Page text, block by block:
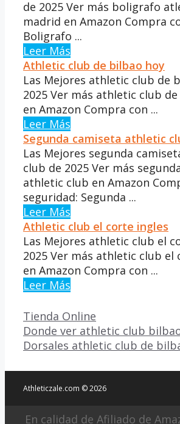
de 2025 Ver más boligrafo
madrid en Amazon Compra
Boligrafo ...
Leer Más
Athletic club de bilbao hoy
Las Mejores athletic club de
2025 Ver más athletic club
en Amazon Compra con ...
Leer Más
Segunda camiseta athletic
Las Mejores segunda
club de 2025 Ver más
athletic club en Amazon
seguridad: Segunda ...
Leer Más
Athletic club el corte ingles
Las Mejores athletic club el
2025 Ver más athletic club el
en Amazon Compra con ...
Leer Más
Categorías
Tienda Online
Donde ver athletic club
Dorsales athletic club de
Athleticzale.com © 2026
En calidad de Afiliado de